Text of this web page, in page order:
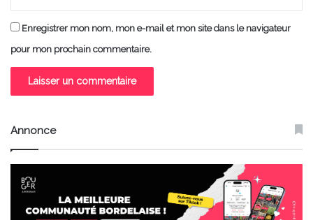
Enregistrer mon nom, mon e-mail et mon site dans le navigateur
pour mon prochain commentaire.
Annonce